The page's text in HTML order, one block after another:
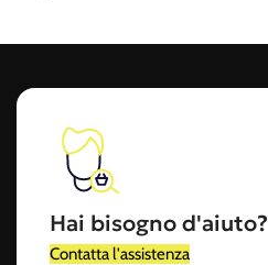
Hai bisogno d'aiuto?
Contatta l'assistenza